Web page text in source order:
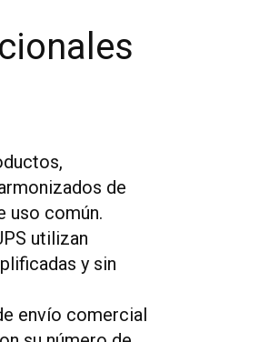
de
uso común.
utilizan
y sin
envío comercial